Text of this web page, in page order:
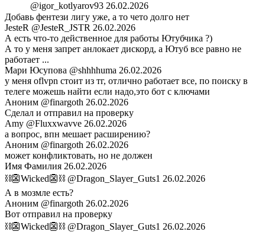
@igor_kotlyarov93 26.02.2026
Добавь фентези лигу уже, а то чето долго нет
JesteR @JesteR_JSTR 26.02.2026
А есть что-то действенное для работы Ютубчика ?)
А то у меня запрет анлокает дискорд, а Ютуб все равно не
работает ...
Мари Юсупова @shhhhuma 26.02.2026
у меня oflvpn стоит из тг, отлично работает все, по поиску в
телеге можешь найти если надо,это бот с ключами
Аноним @finargoth 26.02.2026
Сделал и отправил на проверку
Amy @Fluxxwavve 26.02.2026
а вопрос, впн мешает расширению?
Аноним @finargoth 26.02.2026
может конфликтовать, но не должен
Имя Фамилия 26.02.2026
⛓️👺Wicked👺⛓️ @Dragon_Slayer_Guts1 26.02.2026
А в мозмле есть?
Аноним @finargoth 26.02.2026
Вот отправил на проверку
⛓️👺Wicked👺⛓️ @Dragon_Slayer_Guts1 26.02.2026